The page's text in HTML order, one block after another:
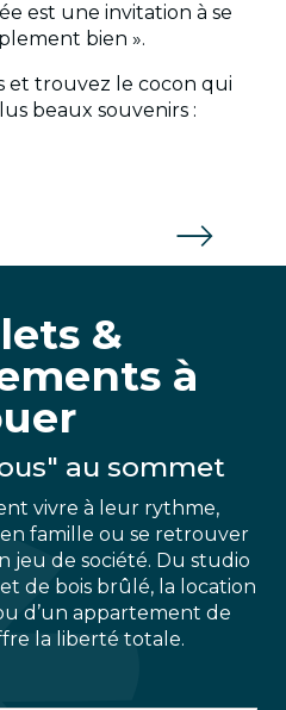
est une invitation à se
bien ».
et trouvez le cocon qui
beaux souvenirs :
&
à
au sommet
vivre à leur rythme,
famille ou se retrouver
jeu de société. Du studio
de bois brûlé, la location
d’un appartement de
la liberté totale.